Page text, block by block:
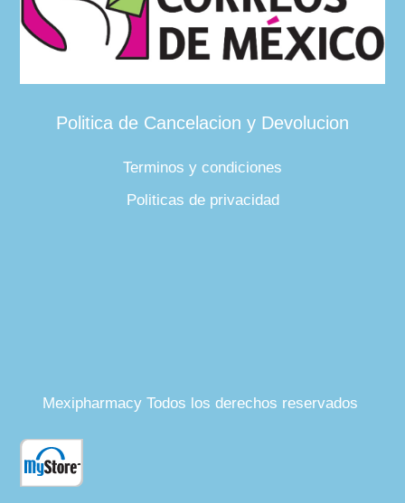
Politica de Cancelacion y Devolucion
Terminos y condiciones
Politicas de privacidad
Mexipharmacy Todos los derechos reservados